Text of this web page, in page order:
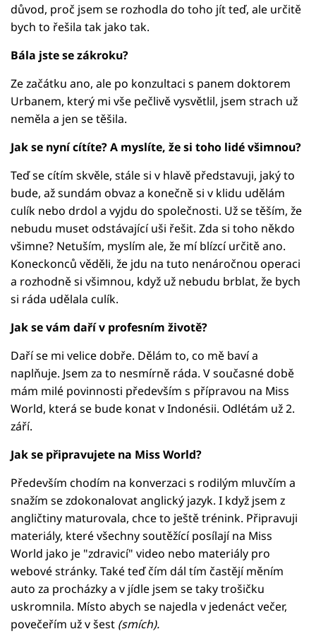
důvod, proč jsem se rozhodla do toho jít teď, ale určitě
bych to řešila tak jako tak.
Bála jste se zákroku?
Ze začátku ano, ale po konzultaci s panem doktorem
Urbanem, který mi vše pečlivě vysvětlil, jsem strach už
neměla a jen se těšila.
Jak se nyní cítíte? A myslíte, že si toho lidé všimnou?
Teď se cítím skvěle, stále si v hlavě představuji, jaký to
bude, až sundám obvaz a konečně si v klidu udělám
culík nebo drdol a vyjdu do společnosti. Už se těším, že
nebudu muset odstávající uši řešit. Zda si toho někdo
všimne? Netuším, myslím ale, že mí blízcí určitě ano.
Koneckonců věděli, že jdu na tuto nenáročnou operaci
a rozhodně si všimnou, když už nebudu brblat, že bych
si ráda udělala culík.
Jak se vám daří v profesním životě?
Daří se mi velice dobře. Dělám to, co mě baví a
naplňuje. Jsem za to nesmírně ráda. V současné době
mám milé povinnosti především s přípravou na Miss
World, která se bude konat v Indonésii. Odlétám už 2.
září.
Jak se připravujete na Miss World?
Především chodím na konverzaci s rodilým mluvčím a
snažím se zdokonalovat anglický jazyk. I když jsem z
angličtiny maturovala, chce to ještě trénink. Připravuji
materiály, které všechny soutěžící posílají na Miss
World jako je "zdravicí" video nebo materiály pro
webové stránky. Také teď čím dál tím častějí měním
auto za procházky a v jídle jsem se taky trošičku
uskromnila. Místo abych se najedla v jedenáct večer,
povečeřím už v šest (smích).